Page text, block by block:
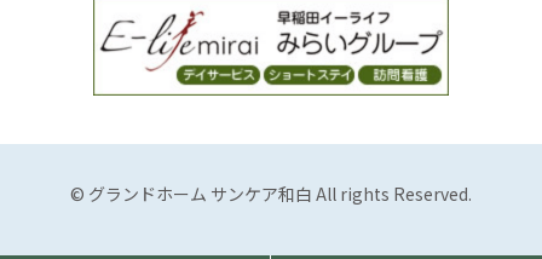
© グランドホーム サンケア和白 All rights Reserved.